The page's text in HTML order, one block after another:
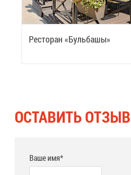
Ре­сто­ран «Буль­ба­шы»
ОСТА­ВИТЬ ОТ­ЗЫВ
Ваше имя*